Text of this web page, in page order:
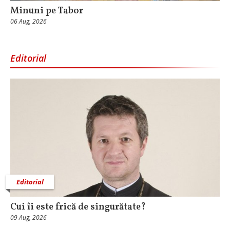
Minuni pe Tabor
06 Aug, 2026
Editorial
Editorial
Cui îi este frică de singurătate?
09 Aug, 2026